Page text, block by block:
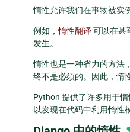
惰性允许我们在事物被实
例如，惰性翻译可以在甚
发生。
惰性也是一种省力的方法
终不是必须的。因此，惰
Python 提供了许多用于
以发现在代码中利用惰性